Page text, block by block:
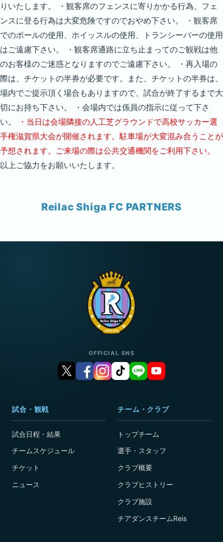
りいたします。 ・観客席のフェンスに寄りかかる行為、フェ
ンスに登る行為は大変危険ですのでおやめ下さい。 ・観客席
でのボールの使用、ホイッスルの使用、トランシーバーの使用
はご遠慮下さい。 ・観客席通路に立ち止まってのご観戦は他
のお客様のご迷惑となりますのでご遠慮下さい。 ・再入場の
際は、チケットの半券が必要です。また、チケットの半券は、
場内でご提示頂く場合もありますので、試合が終了するまで大
切にお持ち下さい。 ・会場内では係員の指示に従って下さ
い。
・当日は会場隣接の人工芝グラウンドで高校サッカー選
手権滋賀県大会が開催されます。駐車場が大変混み合うことが
予想されます。ご来場の際は公共交通機関をご利用下さい。
以上ご協力をお願いいたします。
Reilac Shiga FC PARTNERS
OFFICIAL SNS
試合・観戦
試合日程・結果
チームスケジュール
チケット
ニュース
チーム・クラブ
トップチーム
選手・スタッフ
クラブ概要
クラブヒストリー
クラブ施設
チアダンスチームReis